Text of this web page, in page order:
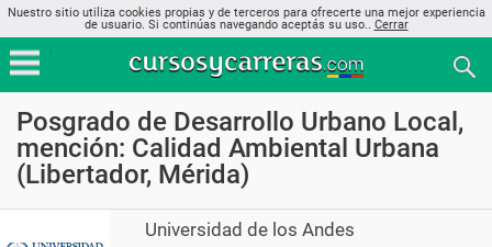
Nuestro sitio utiliza cookies propias y de terceros para ofrecerte una mejor experiencia
de usuario. Si continúas navegando aceptás su uso.. Cerrar
Posgrado de Desarrollo Urbano Local,
mención: Calidad Ambiental Urbana
(Libertador, Mérida)
Universidad de los Andes